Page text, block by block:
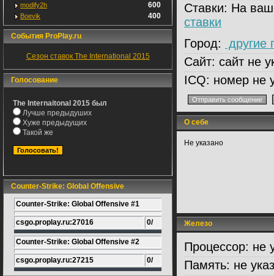
modify2h 600
Boevik 400
События ProPlay.ru
Сезон ставок The International 2015
Голосование
The Internaitonal 2015 был
Лучше предыдуших
Хуже предыдущих
Такой же
Counter-Strike: Global Offensive
Counter-Strike: Global Offensive #1
csgo.proplay.ru:27016 0/
Counter-Strike: Global Offensive #2
csgo.proplay.ru:27215 0/
Ставки: На
ставки
Город:
другие
Сайт: сайт не
ICQ: номер не
О себе
Не указано
Железо
Процессор: не
Память: не